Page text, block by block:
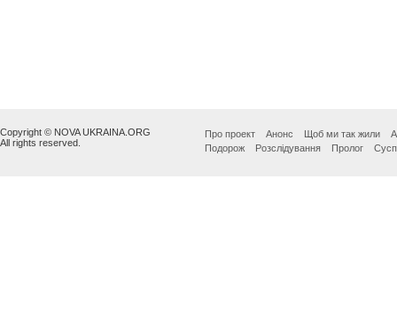
Copyright © NOVA UKRAINA.ORG
All rights reserved.
Про проект Анонс Щоб ми так жили
Подорож
Розслідування Пролог